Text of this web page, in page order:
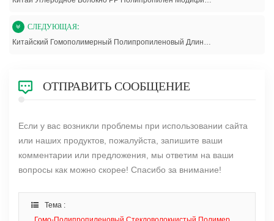
СЛЕДУЮЩАЯ:
ОТПРАВИТЬ СООБЩЕНИЕ
Если у вас возникли проблемы при использовании сайта
или наших продуктов, пожалуйста, запишите ваши
комментарии или предложения, мы ответим на ваши
вопросы как можно скорее! Спасибо за внимание!
Тема :